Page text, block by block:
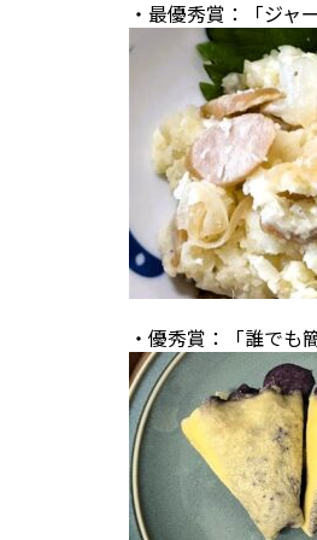
・最優秀賞：「ジャ
・優秀賞：「誰でも